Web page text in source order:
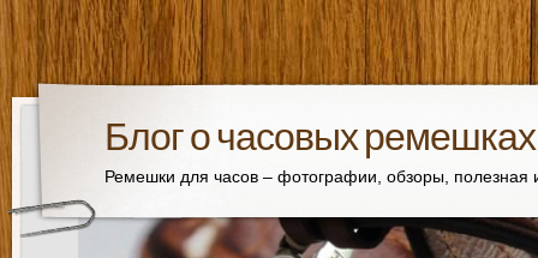
Блог о часовых ремешках
Ремешки для часов – фотографии, обзоры,